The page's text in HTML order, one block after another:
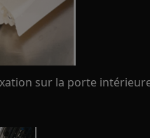
sur la porte